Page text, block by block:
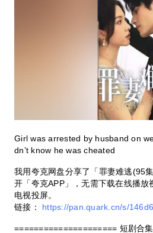
Girl was arrested by husband on
dn’t know he was cheated
我用夸克网盘分享了「罪妻难逃(95
开「夸克APP」，无需下载在线播
电视投屏。
链接： https://pan.quark.cn/s/
===================== 短剧合集